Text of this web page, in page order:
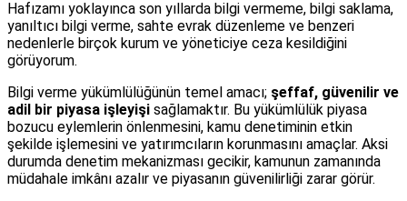
Hafızamı yoklayınca son yıllarda bilgi vermeme, bilgi saklama,
yanıltıcı bilgi verme, sahte evrak düzenleme ve benzeri
nedenlerle birçok kurum ve yöneticiye ceza kesildiğini
görüyorum.
Bilgi verme yükümlülüğünün temel amacı; şeffaf, güvenilir ve
adil bir piyasa işleyişi sağlamaktır. Bu yükümlülük piyasa
bozucu eylemlerin önlenmesini, kamu denetiminin etkin
şekilde işlemesini ve yatırımcıların korunmasını amaçlar. Aksi
durumda denetim mekanizması gecikir, kamunun zamanında
müdahale imkânı azalır ve piyasanın güvenilirliği zarar görür.